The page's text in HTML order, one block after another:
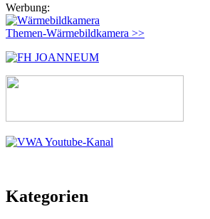
Werbung:
Themen-Wärmebildkamera >>
Kategorien